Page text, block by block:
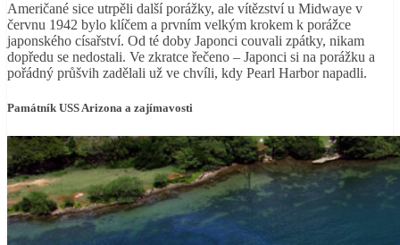
Američané sice utrpěli další porážky, ale vítězství u Midwaye v
červnu 1942 bylo klíčem a prvním velkým krokem k porážce
japonského císařství. Od té doby Japonci couvali zpátky, nikam
dopředu se nedostali. Ve zkratce řečeno – Japonci si na porážku a
pořádný průšvih zadělali už ve chvíli, kdy Pearl Harbor napadli.
Památník USS Arizona a zajímavosti